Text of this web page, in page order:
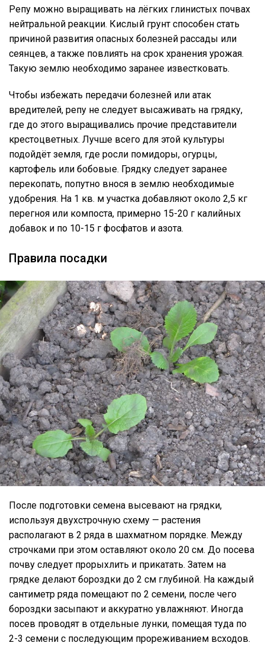
Репу можно выращивать на лёгких глинистых почвах
нейтральной реакции. Кислый грунт способен стать
причиной развития опасных болезней рассады или
сеянцев, а также повлиять на срок хранения урожая.
Такую землю необходимо заранее известковать.
Чтобы избежать передачи болезней или атак
вредителей, репу не следует высаживать на грядку,
где до этого выращивались прочие представители
крестоцветных. Лучше всего для этой культуры
подойдёт земля, где росли помидоры, огурцы,
картофель или бобовые. Грядку следует заранее
перекопать, попутно внося в землю необходимые
удобрения. На 1 кв. м участка добавляют около 2,5 кг
перегноя или компоста, примерно 15-20 г калийных
добавок и по 10-15 г фосфатов и азота.
Правила посадки
После подготовки семена высевают на грядки,
используя двухстрочную схему — растения
располагают в 2 ряда в шахматном порядке. Между
строчками при этом оставляют около 20 см. До посева
почву следует прорыхлить и прикатать. Затем на
грядке делают бороздки до 2 см глубиной. На каждый
сантиметр ряда помещают по 2 семени, после чего
бороздки засыпают и аккуратно увлажняют. Иногда
посев проводят в отдельные лунки, помещая туда по
2-3 семени с последующим прореживанием всходов.